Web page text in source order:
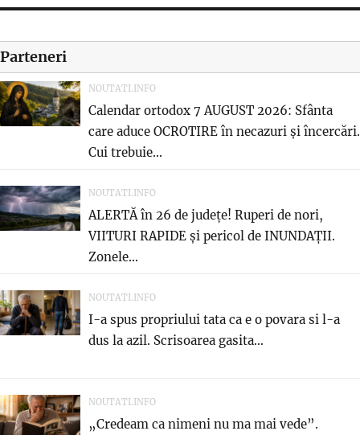
Parteneri
NOUTATI.INFO
Calendar ortodox 7 AUGUST 2026: Sfânta
care aduce OCROTIRE în necazuri și încercări.
Cui trebuie...
NOUTATI.INFO
ALERTĂ în 26 de județe! Ruperi de nori,
VIITURI RAPIDE și pericol de INUNDAȚII.
Zonele...
NOUTATI.INFO
I-a spus propriului tata ca e o povara si l-a
dus la azil. Scrisoarea gasita...
NOUTATI.INFO
„Credeam ca nimeni nu ma mai vede”.